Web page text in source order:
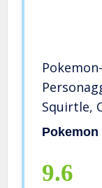
Squirtle,
Mimikyu
Pokemon
9.6